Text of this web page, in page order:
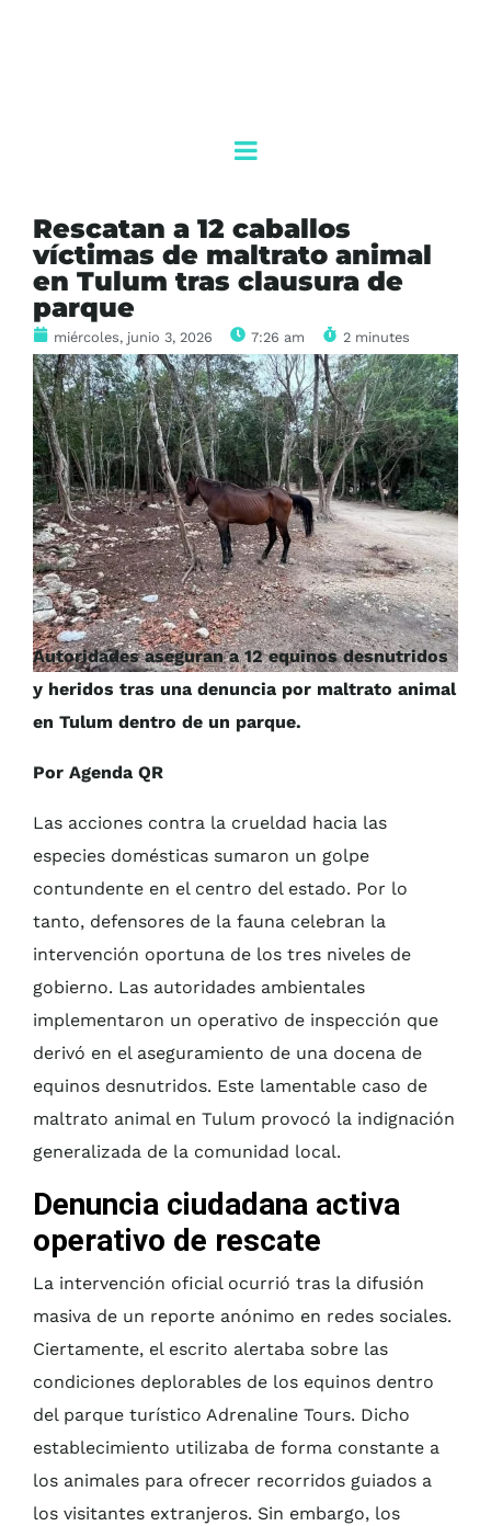
Rescatan a 12 caballos
víctimas de maltrato animal
en Tulum tras clausura de
parque
miércoles, junio 3, 2026 7:26 am 2 minutes
Autoridades aseguran a 12 equinos desnutridos
y heridos tras una denuncia por maltrato animal
en Tulum dentro de un parque.
Por Agenda QR
Las acciones contra la crueldad hacia las
especies domésticas sumaron un golpe
contundente en el centro del estado. Por lo
tanto, defensores de la fauna celebran la
intervención oportuna de los tres niveles de
gobierno. Las autoridades ambientales
implementaron un operativo de inspección que
derivó en el aseguramiento de una docena de
equinos desnutridos. Este lamentable caso de
maltrato animal en Tulum provocó la indignación
generalizada de la comunidad local.
Denuncia ciudadana activa
operativo de rescate
La intervención oficial ocurrió tras la difusión
masiva de un reporte anónimo en redes sociales.
Ciertamente, el escrito alertaba sobre las
condiciones deplorables de los equinos dentro
del parque turístico Adrenaline Tours. Dicho
establecimiento utilizaba de forma constante a
los animales para ofrecer recorridos guiados a
los visitantes extranjeros. Sin embargo, los